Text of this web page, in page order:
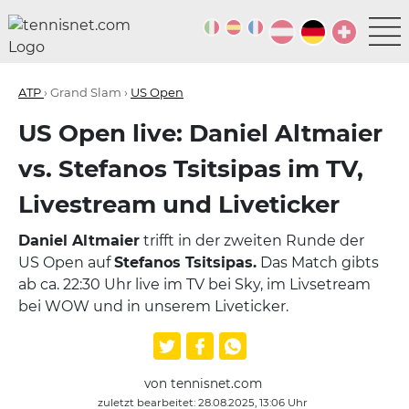
ATP› Grand Slam › US Open
US Open live: Daniel Altmaier
vs. Stefanos Tsitsipas im TV,
Livestream und Liveticker
Daniel Altmaier trifft in der zweiten Runde der
US Open aufStefanos Tsitsipas. Das Match gibts
ab ca. 22:30 Uhr live im TV bei Sky, im Livsetream
bei WOW und in unserem Liveticker.
von tennisnet.com
zuletzt bearbeitet: 28.08.2025, 13:06 Uhr